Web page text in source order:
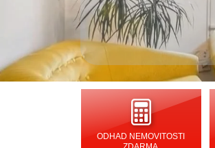
ODHAD NEMOVITOSTI